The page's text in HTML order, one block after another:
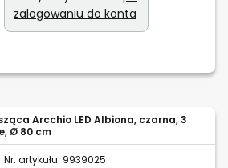
zalogowaniu do konta
Arcchio LED Albiona, czarna, 3
Ø 80 cm
Nr. artykułu: 9939025